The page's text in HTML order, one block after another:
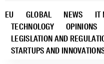
EU GLOBAL NEWS IT
TECHNOLOGY
OPINIONS
LEGISLATION AND
STARTUPS AND